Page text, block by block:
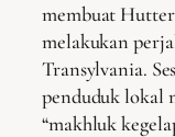
membuat
melakukan
Transylvania.
penduduk lokal
“makhluk